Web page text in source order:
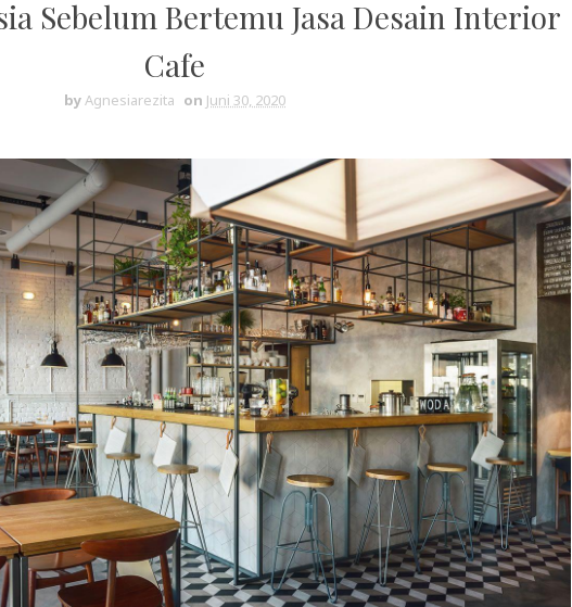
Sebelum Bertemu Jasa Desain Interior
Cafe
byAgnesiarezita on Juni 30, 2020